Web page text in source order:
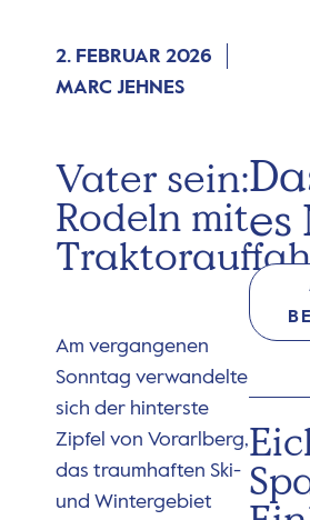
2. FEBRUAR 2026
MARC JEHNES
Vater sein:
Rodeln mit
Am vergangenen
Sonntag verwandelte
sich der hinterste
Zipfel von Vorarlberg,
das traumhaften Ski-
und Wintergebiet
es